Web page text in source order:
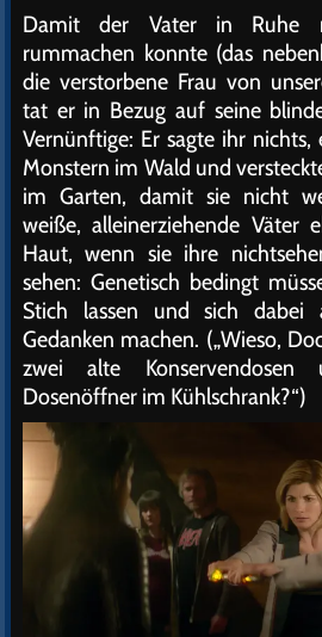
Damit der Vater in Ruhe
rummachen konnte (das
die verstorbene Frau von
tat er in Bezug auf seine
Vernünftige: Er sagte ihr
Monstern im Wald und
im Garten, damit sie nicht
weiße, alleinerziehende Väter
Haut, wenn sie ihre
sehen: Genetisch bedingt
Stich lassen und sich dabei
Gedanken machen. („Wieso,
zwei alte
Dosenöffner im Kühlschrank?“)